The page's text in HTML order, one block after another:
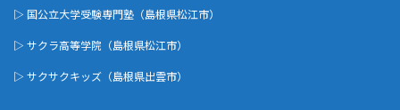
▷ 国公立大学受験専門塾 （島根県松江市）
▷ サクラ高等学院 （島根県松江市）
▷ サクサクキッズ （島根県出雲市）